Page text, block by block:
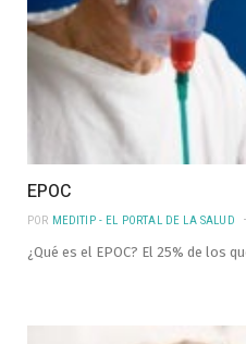
EPOC
POR MEDITIP - EL PORTAL DE LA SALUD
¿Qué es el EPOC? El 25% de los